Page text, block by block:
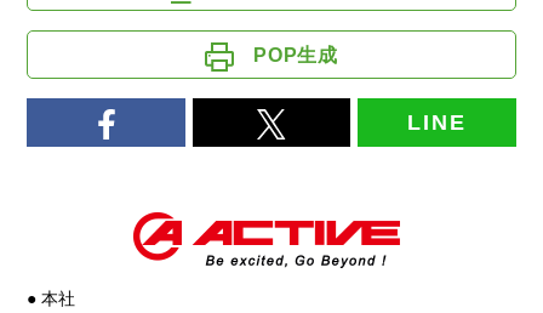
POP生成
LINE
● 本社